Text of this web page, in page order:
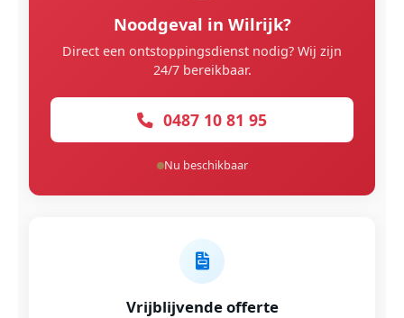
Noodgeval in Wilrijk?
Direct een ontstoppingsdienst nodig? Wij zijn
24/7 bereikbaar.
0487 10 81 95
Nu beschikbaar
Vrijblijvende offerte